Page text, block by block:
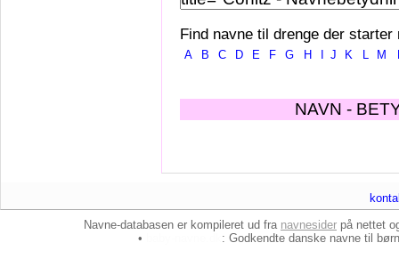
Find navne til drenge der starter
A B C D E F G H J K L M
NAVN -
Navne-databasen er kompileret ud fra navnesider på nettet
•
: Godkendte danske navne til børn